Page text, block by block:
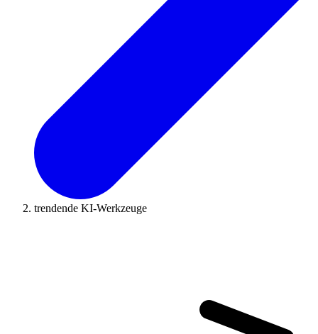
trendende KI-Werkzeuge